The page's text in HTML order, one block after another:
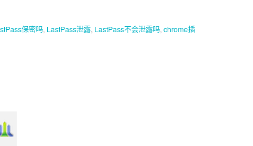
保密吗, LastPass泄露, LastPass不会泄露吗, chrome插